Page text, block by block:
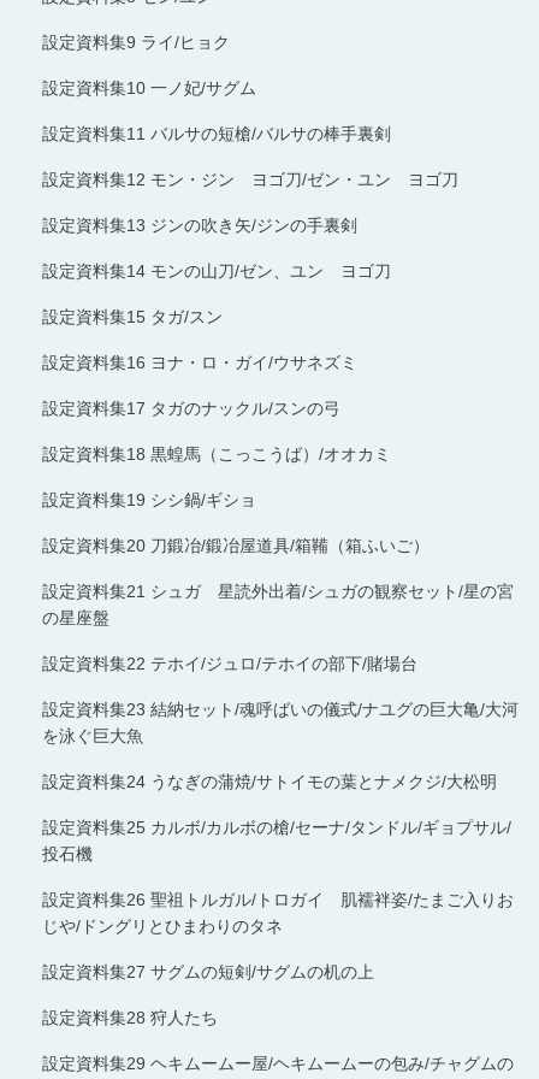
設定資料集9 ライ/ヒョク
設定資料集10 一ノ妃/サグム
設定資料集11 バルサの短槍/バルサの棒手裏剣
設定資料集12 モン・ジン ヨゴ刀/ゼン・ユン ヨゴ刀
設定資料集13 ジンの吹き矢/ジンの手裏剣
設定資料集14 モンの山刀/ゼン、ユン ヨゴ刀
設定資料集15 タガ/スン
設定資料集16 ヨナ・ロ・ガイ/ウサネズミ
設定資料集17 タガのナックル/スンの弓
設定資料集18 黒蝗馬（こっこうば）/オオカミ
設定資料集19 シシ鍋/ギショ
設定資料集20 刀鍛冶/鍛冶屋道具/箱鞴（箱ふいご）
設定資料集21 シュガ 星読外出着/シュガの観察セット/星の宮
の星座盤
設定資料集22 テホイ/ジュロ/テホイの部下/賭場台
設定資料集23 結納セット/魂呼ばいの儀式/ナユグの巨大亀/大河
を泳ぐ巨大魚
設定資料集24 うなぎの蒲焼/サトイモの葉とナメクジ/大松明
設定資料集25 カルボ/カルボの槍/セーナ/タンドル/ギョプサル/
投石機
設定資料集26 聖祖トルガル/トロガイ 肌襦袢姿/たまご入りお
じや/ドングリとひまわりのタネ
設定資料集27 サグムの短剣/サグムの机の上
設定資料集28 狩人たち
設定資料集29 ヘキムームー屋/ヘキムームーの包み/チャグムの